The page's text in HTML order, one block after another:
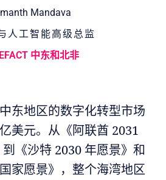
Mandava
人工智能高级总监
中东和北非
东地区的数字化转型市场
美元。从《阿联酋 2031
《沙特 2030 年愿景》和
家愿景》，整个海湾地区